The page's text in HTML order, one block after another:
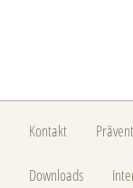
Kontakt
Downloads